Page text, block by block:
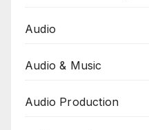
Audio
Audio & Music
Audio Production